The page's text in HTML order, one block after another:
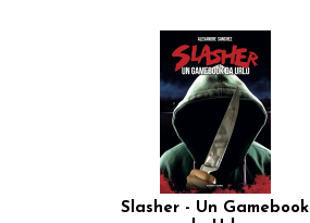
Slasher - Un Gamebook